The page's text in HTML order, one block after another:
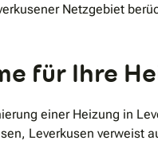
Netzgebiet
für Ihre
einer Heizung in
Leverkusen verweist